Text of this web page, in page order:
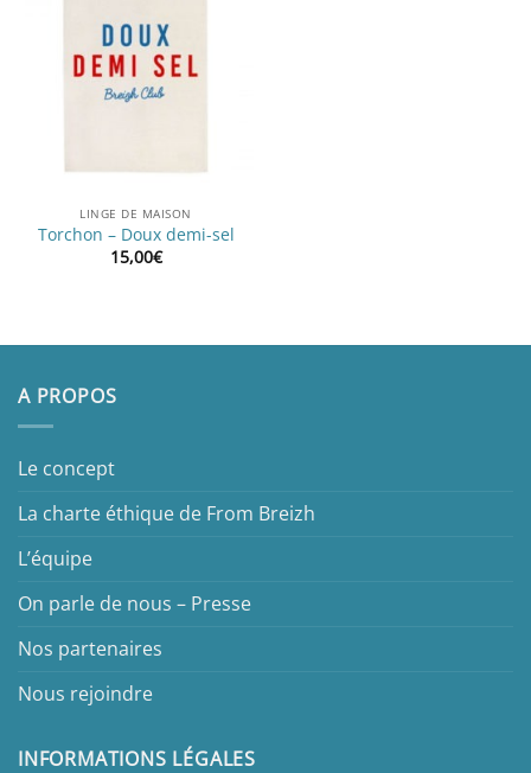
LINGE DE MAISON
Torchon – Doux demi-sel
15,00€
A PROPOS
Le concept
La charte éthique de From Breizh
L’équipe
On parle de nous – Presse
Nos partenaires
Nous rejoindre
INFORMATIONS LÉGALES